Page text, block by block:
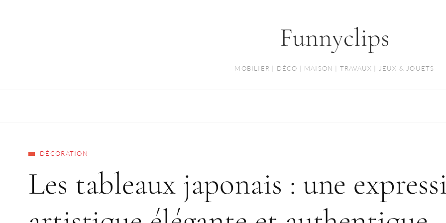
Funnyclips
MOBILIER | DÉCO | MAISON | TRAVAUX | JEUX & JOUETS
DÉCORATION
Les tableaux japonais : une